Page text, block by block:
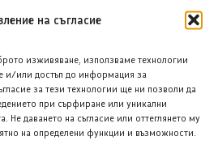
на съгласие
изживяване, използваме технологии
и/или достъп до информация за
за тези технологии ще ни позволи да
при сърфиране или уникални
Не даването на съгласие или оттеглянето му
на определени функции и възможности.
ще дебютира публично в
ПЪРВАНОВА